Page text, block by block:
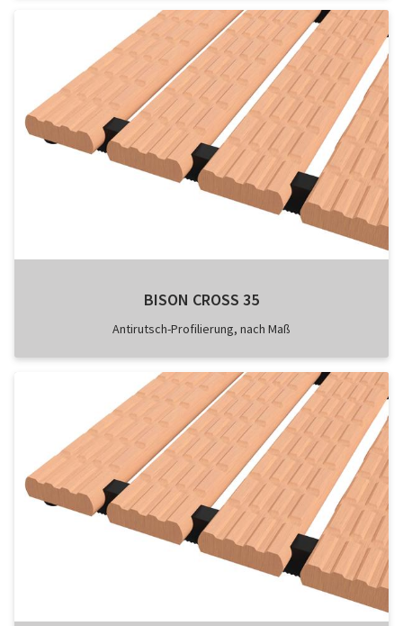
BISON CROSS 35
Antirutsch-Profilierung, nach Maß